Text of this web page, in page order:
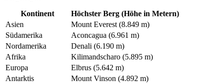
Kontinent
Höchster Berg (Höhe in Metern)
Asien
Mount Everest (8.849 m)
Südamerika
Aconcagua (6.961 m)
Nordamerika
Denali (6.190 m)
Afrika
Kilimandscharo (5.895 m)
Europa
Elbrus (5.642 m)
Antarktis
Mount Vinson (4.892 m)